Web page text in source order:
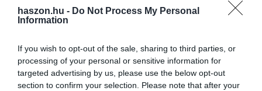
haszon.hu - Do Not Process My Personal
Information
If you wish to opt-out of the sale, sharing to third parties, or
processing of your personal or sensitive information for
targeted advertising by us, please use the below opt-out
section to confirm your selection. Please note that after your
és vezetékes adat- és
interaktív digitális tartalmi
szolgáltatásokat, vállalati ügyfeleinket